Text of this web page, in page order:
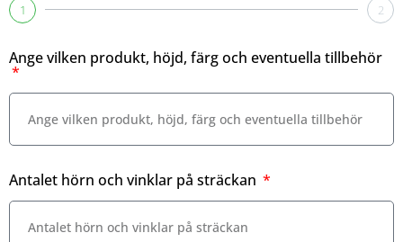
1 2
Ange vilken produkt, höjd, färg och eventuella tillbehör
Antalet hörn och vinklar på sträckan